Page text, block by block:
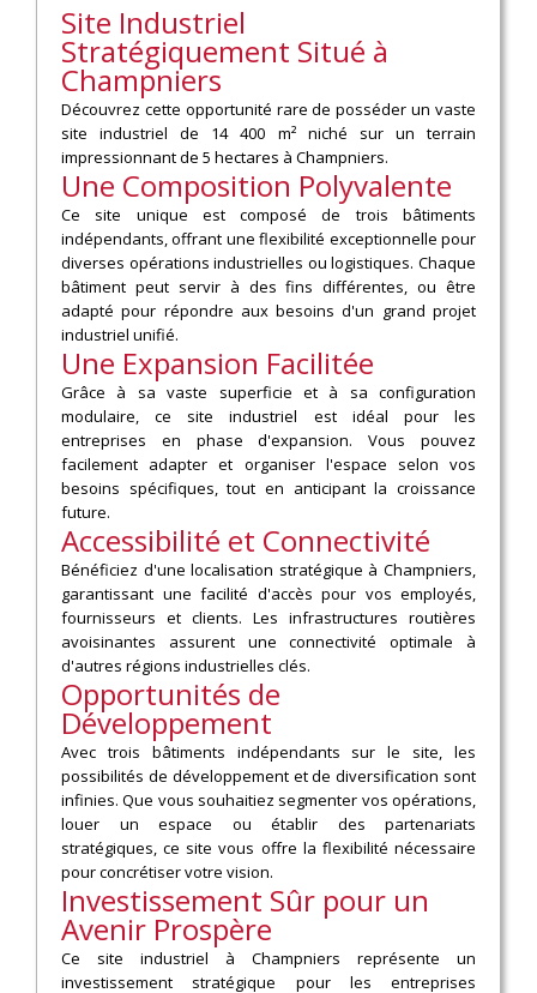
Site Industriel
Stratégiquement Situé à
Champniers
Découvrez cette opportunité rare de posséder un vaste
site industriel de 14 400 m² niché sur un terrain
impressionnant de 5 hectares à Champniers.
Une Composition Polyvalente
Ce site unique est composé de trois bâtiments
indépendants, offrant une flexibilité exceptionnelle pour
diverses opérations industrielles ou logistiques. Chaque
bâtiment peut servir à des fins différentes, ou être
adapté pour répondre aux besoins d'un grand projet
industriel unifié.
Une Expansion Facilitée
Grâce à sa vaste superficie et à sa configuration
modulaire, ce site industriel est idéal pour les
entreprises en phase d'expansion. Vous pouvez
facilement adapter et organiser l'espace selon vos
besoins spécifiques, tout en anticipant la croissance
future.
Accessibilité et Connectivité
Bénéficiez d'une localisation stratégique à Champniers,
garantissant une facilité d'accès pour vos employés,
fournisseurs et clients. Les infrastructures routières
avoisinantes assurent une connectivité optimale à
d'autres régions industrielles clés.
Opportunités de
Développement
Avec trois bâtiments indépendants sur le site, les
possibilités de développement et de diversification sont
infinies. Que vous souhaitiez segmenter vos opérations,
louer un espace ou établir des partenariats
stratégiques, ce site vous offre la flexibilité nécessaire
pour concrétiser votre vision.
Investissement Sûr pour un
Avenir Prospère
Ce site industriel à Champniers représente un
investissement stratégique pour les entreprises